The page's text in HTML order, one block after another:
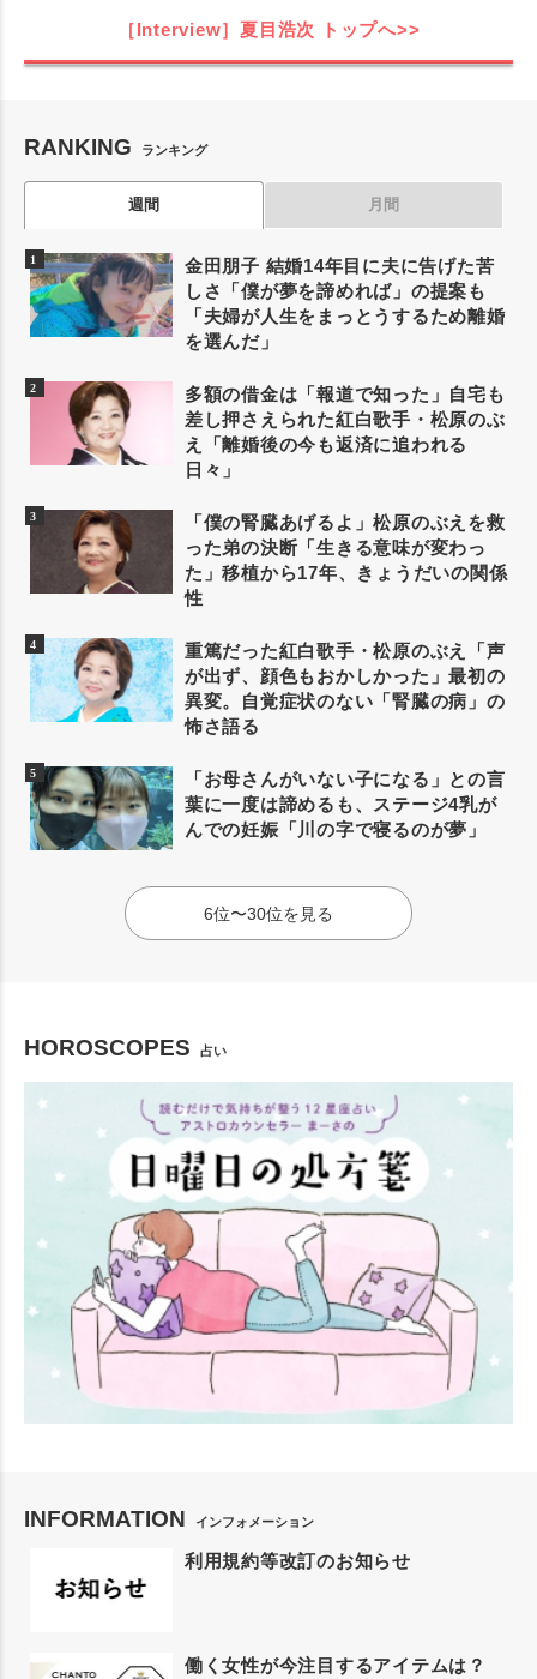
［Interview］夏目浩次 トップへ>>
RANKING ランキング
週間 月間
金田朋子 結婚14年目に夫に告げた苦
しさ「僕が夢を諦めれば」の提案も
「夫婦が人生をまっとうするため離婚
を選んだ」
多額の借金は「報道で知った」自宅も
差し押さえられた紅白歌手・松原のぶ
え「離婚後の今も返済に追われる
日々」
「僕の腎臓あげるよ」松原のぶえを救
った弟の決断「生きる意味が変わっ
た」移植から17年、きょうだいの関係
性
重篤だった紅白歌手・松原のぶえ「声
が出ず、顔色もおかしかった」最初の
異変。自覚症状のない「腎臓の病」の
怖さ語る
「お母さんがいない子になる」との言
葉に一度は諦めるも、ステージ4乳が
んでの妊娠「川の字で寝るのが夢」
6位〜30位を見る
HOROSCOPES 占い
INFORMATION インフォメーション
利用規約等改訂のお知らせ
働く女性が今注目するアイテムは？